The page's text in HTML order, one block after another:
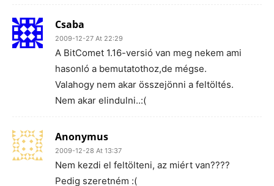
Csaba
2009-12-27 At 22:29
A BitComet 1.16-versió van meg nekem ami
hasonló a bemutatothoz,de mégse.
Valahogy nem akar összejönni a feltöltés.
Nem akar elindulni..:(
Anonymus
2009-12-28 At 13:37
Nem kezdi el feltölteni, az miért van????
Pedig szeretném :(